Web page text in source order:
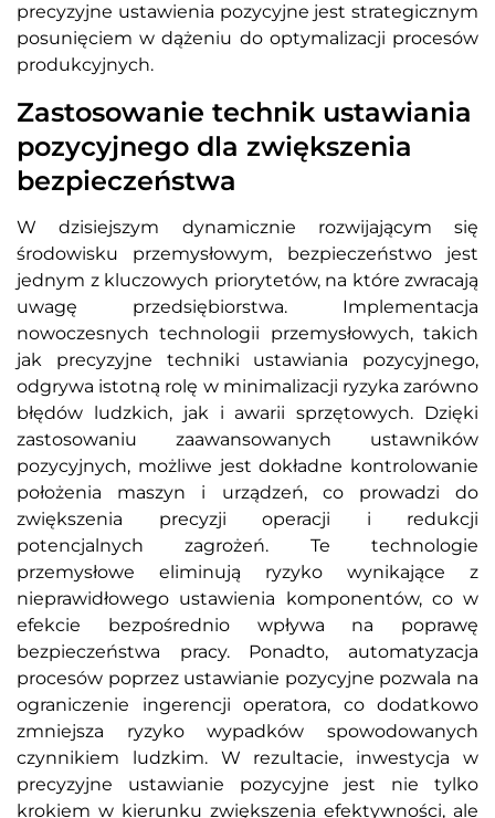
precyzyjne ustawienia pozycyjne jest strategicznym
posunięciem w dążeniu do optymalizacji procesów
produkcyjnych.
Zastosowanie technik ustawiania
pozycyjnego dla zwiększenia
bezpieczeństwa
W dzisiejszym dynamicznie rozwijającym się
środowisku przemysłowym, bezpieczeństwo jest
jednym z kluczowych priorytetów, na które zwracają
uwagę przedsiębiorstwa. Implementacja
nowoczesnych technologii przemysłowych, takich
jak precyzyjne techniki ustawiania pozycyjnego,
odgrywa istotną rolę w minimalizacji ryzyka zarówno
błędów ludzkich, jak i awarii sprzętowych. Dzięki
zastosowaniu zaawansowanych ustawników
pozycyjnych, możliwe jest dokładne kontrolowanie
położenia maszyn i urządzeń, co prowadzi do
zwiększenia precyzji operacji i redukcji
potencjalnych zagrożeń. Te technologie
przemysłowe eliminują ryzyko wynikające z
nieprawidłowego ustawienia komponentów, co w
efekcie bezpośrednio wpływa na poprawę
bezpieczeństwa pracy. Ponadto, automatyzacja
procesów poprzez ustawianie pozycyjne pozwala na
ograniczenie ingerencji operatora, co dodatkowo
zmniejsza ryzyko wypadków spowodowanych
czynnikiem ludzkim. W rezultacie, inwestycja w
precyzyjne ustawianie pozycyjne jest nie tylko
krokiem w kierunku zwiększenia efektywności, ale